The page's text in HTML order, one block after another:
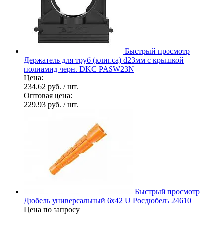
Быстрый просмотр
Держатель для труб (клипса) d23мм с крышкой
полиамид черн. DKC PASW23N
Цена:
234.62 руб. / шт.
Оптовая цена:
229.93 руб. / шт.
Быстрый просмотр
Дюбель универсальный 6х42 U Росдюбель 24610
Цена по запросу